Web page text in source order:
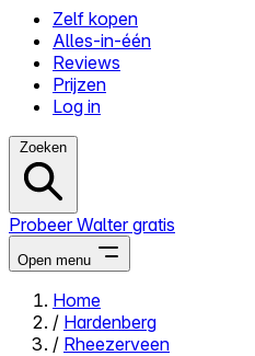
Zelf kopen
Alles-in-één
Reviews
Prijzen
Log in
Zoeken
Probeer Walter gratis
Open menu
Close menu
Home
/ Hardenberg
/ Rheezerveen